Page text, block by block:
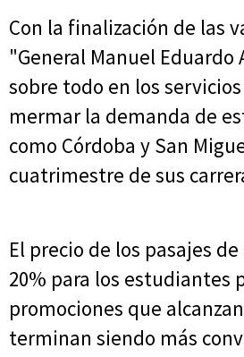
Con la finalización de las
"General Manuel
sobre todo en los
mermar la demanda de
como Córdoba y San
cuatrimestre de sus
El precio de los pasajes
20% para los estudiantes
promociones que
terminan siendo más